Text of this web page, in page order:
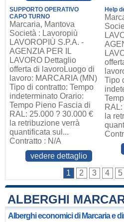
SUPPORTO OPERATIVO
CAPO TURNO
Marcaria, Mantova
Società : Lavoropiù
LAVOROPIÙ S.P.A. -
AGENZIA PER IL
LAVORO Dettaglio
offerta di lavoroLuogo di
lavoro: MARCARIA (MN)
Tipo di contratto: Tempo
indeterminato Orario:
Tempo Pieno Fascia di
RAL: 25.000 ? 30.000 €
la retribuzione verrà
quantificata sul...
Contratto : N/A
vedere dettaglio
Help
Tipo
la
1 2 3 4 5
ALBERGHI
Alberghi economici di Marcaria e